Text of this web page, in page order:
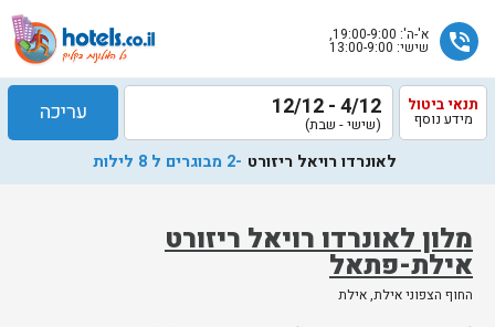
phone_in_talk א'-ה': 19:00-9:00,
שישי: 13:00-9:00
מלון לאונרדו רויאל ריזורט
אילת-פתאל
החוף הצפוני אילת, אילת
תנאי ביטול
מידע נוסף 4/12 - 12/12
(שישי - שבת) עריכה
לאונרדו רויאל ריזורט -2 מבוגרים ל 8 לילות
שלח